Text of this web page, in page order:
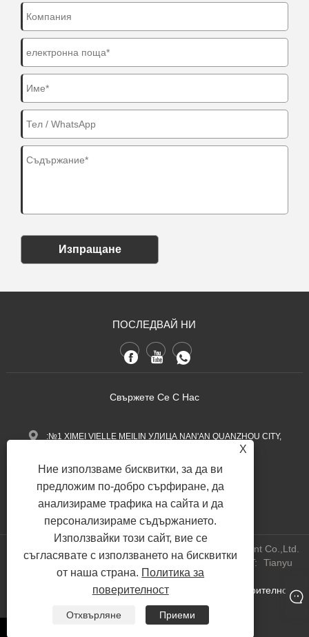
Изпращане
ПОСЛЕДВАЙ НИ
Свържете Се С Нас
:№1 XIMEI VIELLE MEILIN УЛИЦА NAN'AN QUANZHOU CITY,
+86-13600768411
: Nina.h@yueli-tech.com
Copyright @ 2023 Quanzhou Yueli Automation Equipment Co.,Ltd.
All Rights Reserved.WEBSITE TECHNICAL SUPPORT:
Tianyu
Network Джак Лин:+86-15559188336
| RSS | XML | Политика за поверителност
|
X
Ние използваме бисквитки, за да ви
предложим по-добро сърфиране, да
анализираме трафика на сайта и да
персонализираме съдържанието.
Използвайки този сайт, вие се
съгласявате с използването на бисквитки
от наша страна. Политика за
поверителност
Отхвърляне Приеми